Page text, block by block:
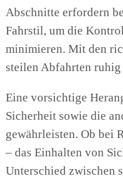
Abschnitte erfordern
Fahrstil, um die
minimieren. Mit den
steilen Abfahrten ruhig
Eine vorsichtige
Sicherheit sowie die
gewährleisten. Ob bei
– das Einhalten von
Unterschied zwischen